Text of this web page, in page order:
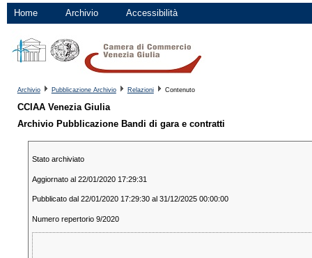
Home Archivio Accessibilità
Archivio Pubblicazione Archivio Relazioni Contenuto
CCIAA Venezia Giulia
Archivio Pubblicazione Bandi di gara e contratti
Stato archiviato
Aggiornato al 22/01/2020 17:29:31
Pubblicato dal 22/01/2020 17:29:30 al 31/12/2025 00:00:00
Numero repertorio 9/2020